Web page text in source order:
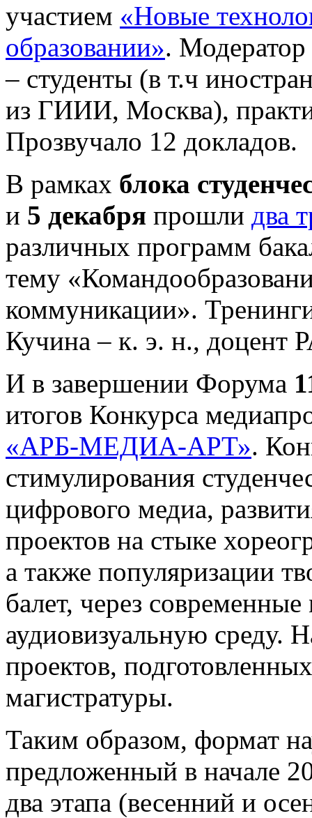
участием «Новые
образовании».
– студенты (в т.ч
из ГИИИ, Москва),
Прозвучало 12 докладов.
В рамках блока
и 5 декабря прошли два
различных программ
тему
коммуникации».
Кучина – к. э. н.,
И в завершении Форума
итогов Конкурса
«АРБ-МЕДИА-АРТ».
стимулирования
цифрового медиа,
проектов на стыке
а также популяризации
балет, через
аудиовизуальную среду.
проектов,
магистратуры.
Таким образом, формат
предложенный в начале
два этапа (весенний и